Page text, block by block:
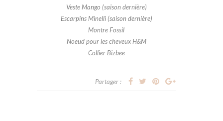
Veste Mango (saison dernière)
Escarpins Minelli (saison dernière)
Montre Fossil
Noeud pour les cheveux H&M
Collier Bizbee
Partager :